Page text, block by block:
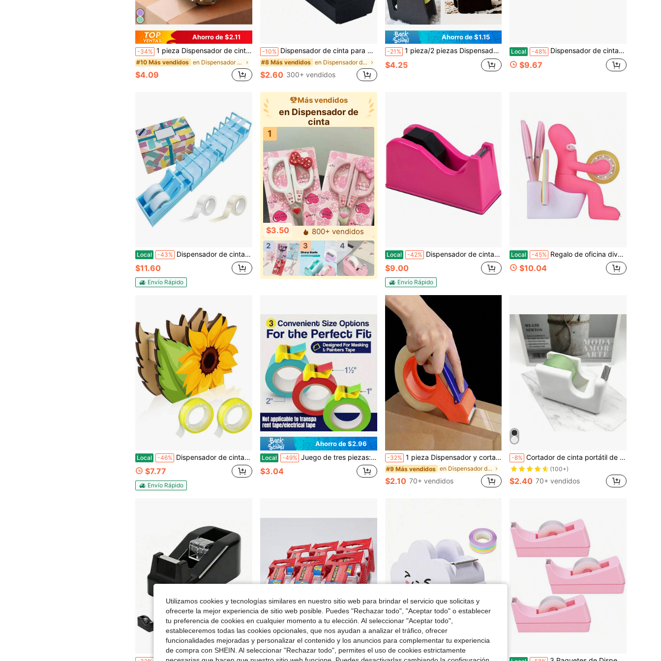
Ahorro de $2.11
-34% 1 pieza Dispensador de cinta, Cortador de cinta, Máquina envasadora de cinta, Dispensador de cinta de embalaje metálico, Sellador de cajas, Adecuado para el sellado de cajas en el hogar y el almacén, Temporada de vuelta a la escuela, Útiles escolares, Suministros de oficina y estudio/Cinta, Adhesivos y sujetadores/Cortador de cinta, Sellador de cajas, Sellador de cajas, Dispensador de cinta, Sellado de cajas, Dispensador de cinta, Dispensador de cinta de embalaje, Pistola de cinta, Dispensador de cinta de embalaje, Rodillo de cinta de embalaje, Rodillo de mano
#10 Más vendidos en Dispensador de cinta
$4.09
-10% Dispensador de cinta para escritorio con base antideslizante y con peso, soporte de almacenamiento y cortador de cinta de oficina, adecuado para organización de escritorio, uso escolar y doméstico
#8 Más vendidos en Dispensador de cinta
$2.60 300+ vendidos
Ahorro de $1.15
-21% 1 pieza/2 piezas Dispensador de cinta con diseño de gato lindo, cortador de cinta vintage, incluye 1 rollo de cinta, adecuado para escritorio de oficina en casa
$4.25
Local -48% Dispensador de cinta, dispensador de cinta de escritorio, dispensador de cinta lindo
$9.67
Local -43% Dispensador de cinta rápido para manualidades &amp; envolver regalos - 18 tiras en segundos - Diseño sin cuchilla, compacto &amp; resistente - Funciona con cinta estándar, washi y de doble cara
$11.60
Envío Rápido
Más vendidos
en Dispensador de
cinta
1
$3.50
800+ vendidos
2
3 4
Local -42% Dispensador de cinta adhesiva de escritorio IHOMECOOKER (se ajusta a núcleo de 1" y 3") con soporte antideslizante con peso, color rojo rosa
$9.00
Envío Rápido
Local -45% Regalo de oficina divertido Organizador de escritorio Butt Station con dispensador de cinta, soporte para bolígrafos, ranura para notas adhesivas, bandeja para clips de papel. Regalo de broma para compañeros de trabajo o amigos en color rosa
$10.04
Local -46% Dispensador de cinta con diseño de girasol BBTO con 2 rollos de cinta, accesorios de escritorio divertidos y lindos, se adapta a cintas de hasta 1/2 pulgada de ancho, decoración de oficina con girasol, regalo de novedades, útiles de escritorio para la escuela y el hogar
$7.77
Envío Rápido
Ahorro de $2.96
Local -49% Juego de tres piezas: incluye organizadores y separadores de cinta de tres tamaños. Apto para cinta de enmascarar o cinta de papel normal. No apto para cinta aislante ni cinta de plástico. Aumenta la eficiencia del trabajo. Cortador de cinta pequeño. Accesorio de dibujo para esquinas de cinta.
$3.04
-32% 1 pieza Dispensador y cortador de cinta de oficina/envío, cuchillo de sellado de embalaje, herramienta de almacén
#9 Más vendidos en Dispensador de cinta
$2.10 70+ vendidos
-8% Cortador de cinta portátil de diseño minimalista, aplicable para oficina, manualidades de niños, cortador de cinta móvil apto para cintas de hasta 2 cm de ancho
(100+)
$2.40 70+ vendidos
Ahorro de $6.78
Utilizamos cookies y tecnologías similares en nuestro sitio web para brindar el servicio que solicitas y
ofrecerte la mejor experiencia de sitio web posible. Puedes "Rechazar todo", "Aceptar todo" o establecer
tu preferencia de cookies en cualquier momento a tu elección. Al seleccionar "Aceptar todo",
estableceremos todas las cookies opcionales, que nos ayudan a analizar el tráfico, ofrecer
funcionalidades mejoradas y personalizar el contenido y los anuncios para complementar tu experiencia
de compra con SHEIN. Al seleccionar "Rechazar todo", permites el uso de cookies estrictamente